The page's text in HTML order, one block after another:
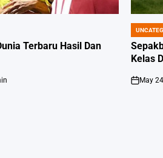
Terbaru Hasil Dan
POSTED
IN
Kelas
on
May